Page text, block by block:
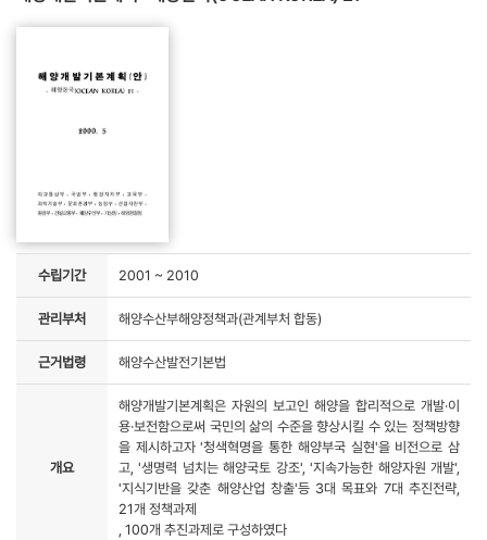
수립기간 2001 ~ 2010
관리부처 해양수산부해양정책과(관계부처 합동)
근거법령 해양수산발전기본법
개요
해양개발기본계획은 자원의 보고인 해양을 합리적으로 개발·이
용·보전함으로써 국민의 삶의 수준을 향상시킬 수 있는 정책방향
을 제시하고자 '청색혁명을 통한 해양부국 실현'을 비전으로 삼
고, '생명력 넘치는 해양국토 강조', '지속가능한 해양자원 개발',
'지식기반을 갖춘 해양산업 창출'등 3대 목표와 7대 추진전략,
21개 정책과제
, 100개 추진과제로 구성하였다